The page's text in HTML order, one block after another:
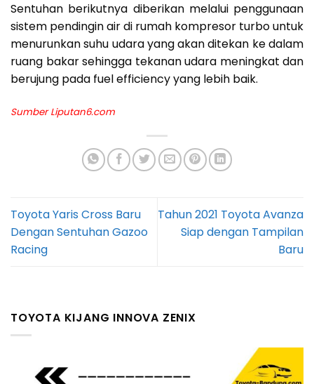
Sentuhan berikutnya diberikan melalui penggunaan
sistem pendingin air di rumah kompresor turbo untuk
menurunkan suhu udara yang akan ditekan ke dalam
ruang bakar sehingga tekanan udara meningkat dan
berujung pada fuel efficiency yang lebih baik.
Sumber Liputan6.com
Toyota Yaris Cross Baru
Dengan Sentuhan Gazoo
Racing
Tahun 2021 Toyota Avanza
Siap dengan Tampilan
Baru
TOYOTA KIJANG INNOVA ZENIX